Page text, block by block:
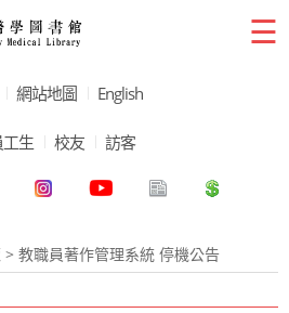
☰
網站地圖 English
生 校友 訪客
> 教職員著作管理系統 停機公告